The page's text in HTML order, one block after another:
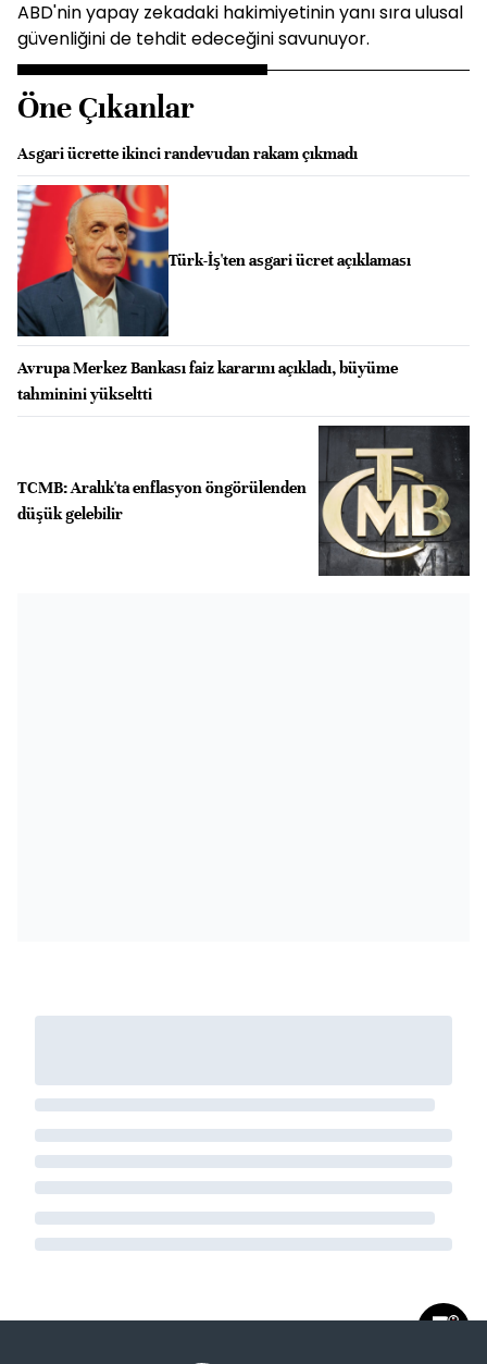
ABD'nin yapay zekadaki hakimiyetinin yanı sıra ulusal
güvenliğini de tehdit edeceğini savunuyor.
Öne Çıkanlar
Asgari ücrette ikinci randevudan rakam çıkmadı
Türk-İş'ten asgari ücret açıklaması
Avrupa Merkez Bankası faiz kararını açıkladı, büyüme
tahminini yükseltti
TCMB: Aralık'ta enflasyon öngörülenden
düşük gelebilir